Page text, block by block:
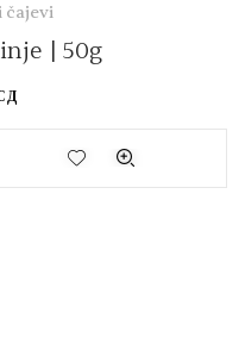
čajevi
| 50g